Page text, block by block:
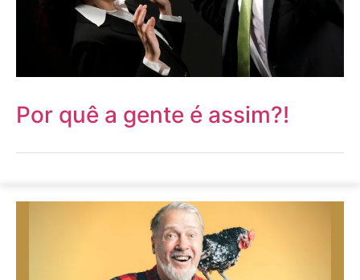
Por quê a gente é assim?!